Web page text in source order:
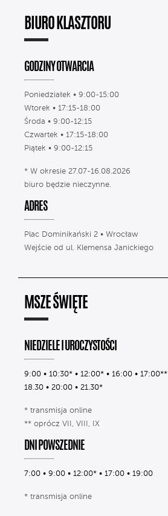
BIURO KLASZTORU
GODZINY OTWARCIA
Poniedziałek • 9:00-15:00
Wtorek • 17:15-18:00
Środa • 9:00-12:15
Czwartek • 17:15-18:00
Piątek • 9:00-12:15
* W okresie 27.07-16.08.2026
biuro będzie nieczynne.
ADRES
Plac Dominikański 2 • Wrocław
Wejście od ul. Klemensa Janickiego
MSZE ŚWIĘTE
NIEDZIELE I UROCZYSTOŚCI
9:00 • 10:30* • 12:00* • 16:00 • 17:00**
18.30 • 20:00 • 21.30*
* transmisja online
** oprócz VII, VIII, IX
DNI POWSZEDNIE
7:00 • 9:00 • 12:00* • 17:00 • 19:00
* transmisja online